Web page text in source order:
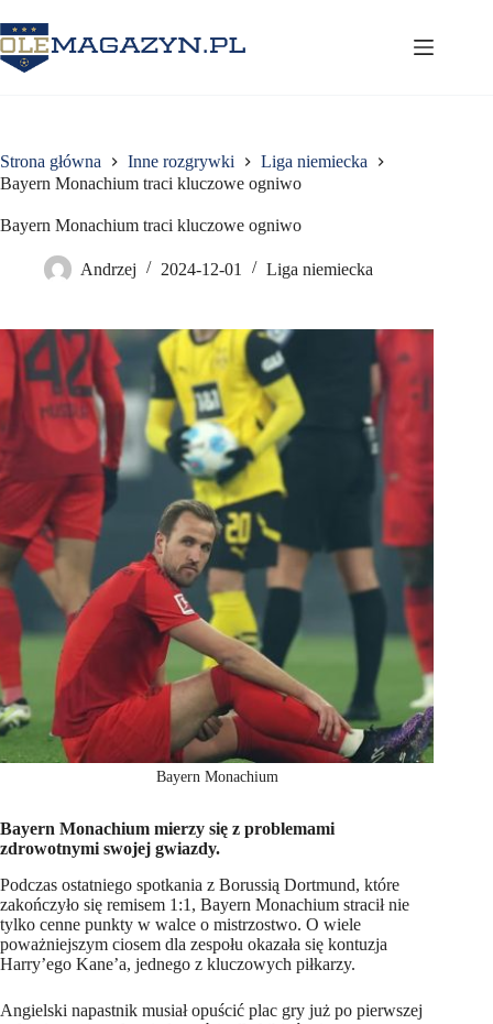
do
treści
Strona główna Inne rozgrywki
Liga niemiecka
Bayern Monachium traci kluczowe ogniwo
Bayern Monachium traci kluczowe ogniwo
Andrzej 2024-12-01 Liga niemiecka
Bayern Monachium
Bayern Monachium mierzy się z problemami
zdrowotnymi swojej gwiazdy.
Podczas ostatniego spotkania z Borussią Dortmund, które
zakończyło się remisem 1:1, Bayern Monachium stracił nie
tylko cenne punkty w walce o mistrzostwo. O wiele
poważniejszym ciosem dla zespołu okazała się kontuzja
Harry’ego Kane’a, jednego z kluczowych piłkarzy.
Angielski napastnik musiał opuścić plac gry już po pierwszej